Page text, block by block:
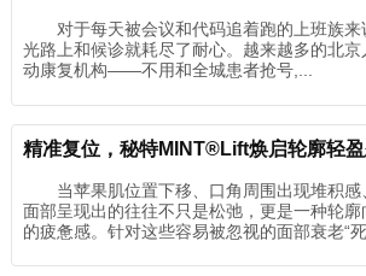
对于每天被会议和代码追着跑的上班族来
光路上和候诊就耗尽了耐心。越来越多的北
动康复机构——不用和全城患者抢号,...
精准复位，秘特MINT®Lift焕启轮廓轻
当苹果肌位置下移、口角周围出现堆积感
面部呈现出的往往不只是松弛，更是一种轮
的疲惫感。针对这些容易被忽视的面部衰老“死